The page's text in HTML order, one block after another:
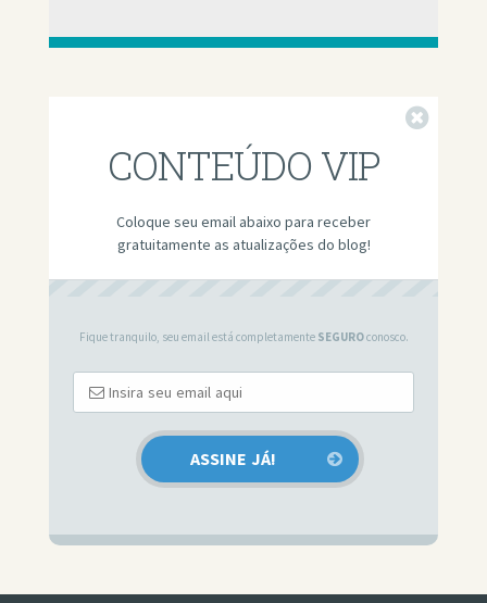
CONTEÚDO VIP
Coloque seu email abaixo para receber
gratuitamente as atualizações do blog!
Fique tranquilo, seu email está completamente SEGUROconosco.